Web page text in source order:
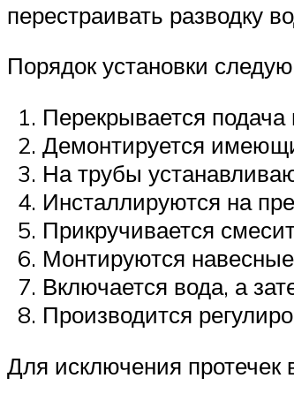
перестраивать разводку
Порядок установки
Перекрывается подача
Демонтируется
На трубы
Инсталлируются на
Прикручивается
Монтируются
Включается вода, а
Производится
Для исключения протечек